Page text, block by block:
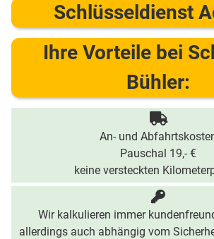
Schlüsseldienst
Ihre Vorteile bei
Bühler:
An- und
Pauschal 19,- €
keine versteckten
Wir kalkulieren immer
allerdings auch abhängig vom